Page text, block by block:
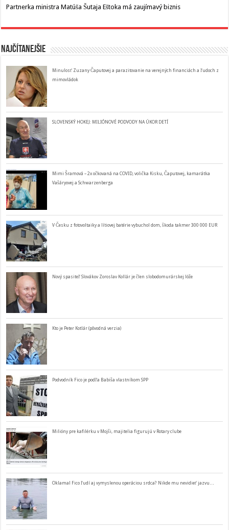
Partnerka ministra Matúša Šutaja Eštoka má zaujímavý biznis
Najčítanejšie
Minulosť Zuzany Čaputovej a parazitovanie na verejných financiách a ľudoch z
mimovládok
SLOVENSKÝ HOKEJ: MILIÓNOVÉ PODVODY NA ÚKOR DETÍ
Mimi Šramová – 2x očkovaná na COVID, volička Kisku, Čaputovej, kamarátka
Vašáryovej a Schwarzenberga
V Česku z fotovoltaiky a lítiovej batérie vybuchol dom, škoda takmer 300 000 EUR
Nový spasiteľ Slovákov Zoroslav Kollár je člen slobodomurárskej lóže
Kto je Peter Kotlár (pôvodná verzia)
Podvodník Fico je podľa Babiša vlastníkom SPP
Milióny pre kafilérku v Mojši, majitelia figurujú v Rotary clube
Oklamal Fico ľudí aj vymyslenou operáciou srdca? Nikde mu nevidieť jazvu…